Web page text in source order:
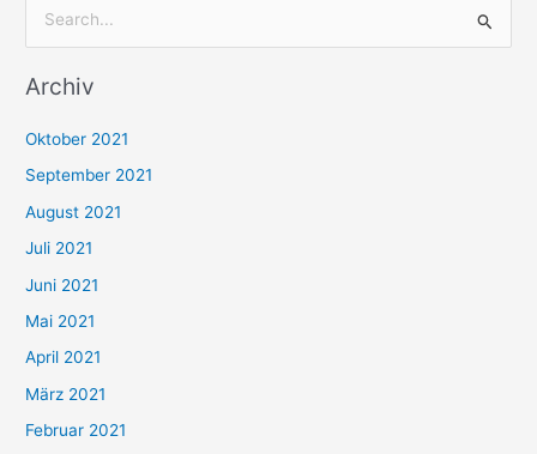
c
n
n
a
c
h
:
Archiv
Oktober 2021
September 2021
August 2021
Juli 2021
Juni 2021
Mai 2021
April 2021
März 2021
Februar 2021